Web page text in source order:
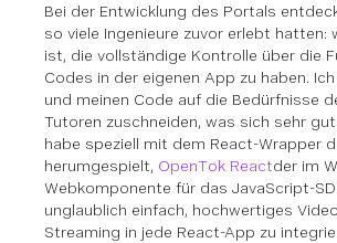
Bei der Entwicklung des Portals
so viele Ingenieure zuvor erlebt hatten:
ist, die vollständige Kontrolle über die
Codes in der eigenen App zu haben.
und meinen Code auf die Bedürfnisse
Tutoren zuschneiden, was sich sehr
habe speziell mit dem React-Wrapper
herumgespielt, OpenTok Reactder im
Webkomponente für das JavaScript-
unglaublich einfach, hochwertiges
Streaming in jede React-App zu